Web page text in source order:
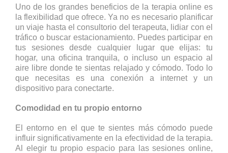
Uno de los grandes beneficios de la terapia online es
la flexibilidad que ofrece. Ya no es necesario planificar
un viaje hasta el consultorio del terapeuta, lidiar con el
tráfico o buscar estacionamiento. Puedes participar en
tus sesiones desde cualquier lugar que elijas: tu
hogar, una oficina tranquila, o incluso un espacio al
aire libre donde te sientas relajado y cómodo. Todo lo
que necesitas es una conexión a internet y un
dispositivo para conectarte.
Comodidad en tu propio entorno
El entorno en el que te sientes más cómodo puede
influir significativamente en la efectividad de la terapia.
Al elegir tu propio espacio para las sesiones online,